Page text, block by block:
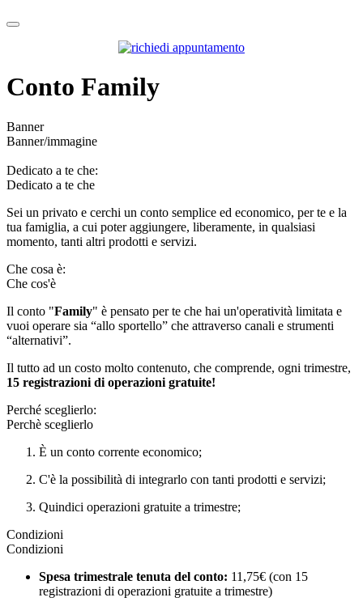
Conto Family
Banner
Banner/immagine
Dedicato a te che:
Dedicato a te che
Sei un privato e cerchi un conto semplice ed economico, per te e la
tua famiglia, a cui poter aggiungere, liberamente, in qualsiasi
momento, tanti altri prodotti e servizi.
Che cosa è:
Che cos'è
Il conto "Family" è pensato per te che hai un'operatività limitata e
vuoi operare sia “allo sportello” che attraverso canali e strumenti
“alternativi”.
Il tutto ad un costo molto contenuto, che comprende, ogni trimestre,
15 registrazioni di operazioni gratuite!
Perché sceglierlo:
Perchè sceglierlo
È un conto corrente economico;
C'è la possibilità di integrarlo con tanti prodotti e servizi;
Quindici operazioni gratuite a trimestre;
Condizioni
Condizioni
Spesa trimestrale tenuta del conto: 11,75€ (con 15
registrazioni di operazioni gratuite a trimestre)